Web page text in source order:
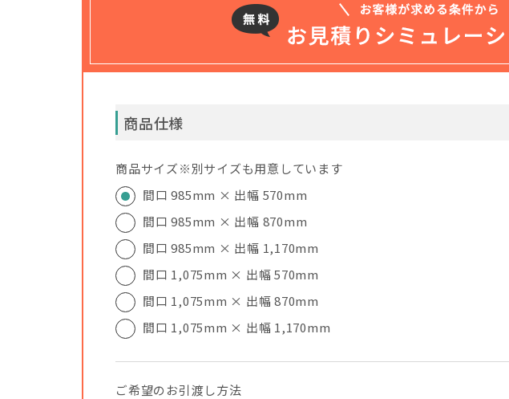
商品仕様
商品サイズ※別サイズも用意しています
間口 985mm × 出幅 570mm
間口 985mm × 出幅 870mm
間口 985mm × 出幅 1,170mm
間口 1,075mm × 出幅 570mm
間口 1,075mm × 出幅 870mm
間口 1,075mm × 出幅 1,170mm
ご希望のお引渡し方法